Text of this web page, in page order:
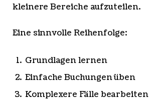
kleinere Bereiche aufzuteilen.
Eine sinnvolle Reihenfolge:
Grundlagen lernen
Einfache Buchungen üben
Komplexere Fälle bearbeiten